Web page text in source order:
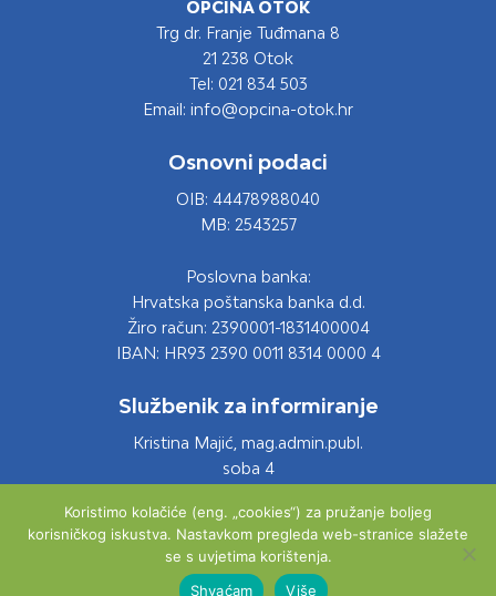
OPĆINA OTOK
Trg dr. Franje Tuđmana 8
21 238 Otok
Tel: 021 834 503
Email: info@opcina-otok.hr
Osnovni podaci
OIB: 44478988040
MB: 2543257
Poslovna banka:
Hrvatska poštanska banka d.d.
Žiro račun: 2390001-1831400004
IBAN: HR93 2390 0011 8314 0000 4
Službenik za informiranje
Kristina Majić, mag.admin.publ.
soba 4
Email: info@opcina-otok.hr
Koristimo kolačiće (eng. „cookies“) za pružanje boljeg
korisničkog iskustva. Nastavkom pregleda web-stranice slažete
se s uvjetima korištenja.
Shvaćam
Više